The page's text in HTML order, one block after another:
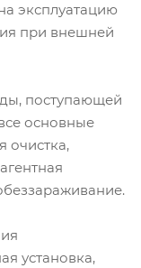
эксплуатацию
при внешней
поступающей
основные
очистка,
установка,